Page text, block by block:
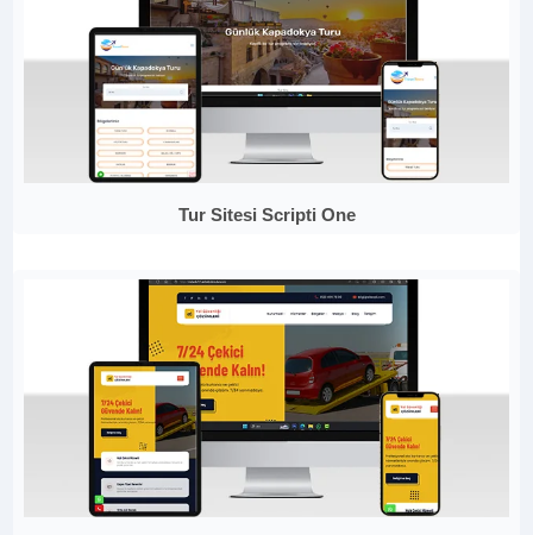
Tur Sitesi Scripti One